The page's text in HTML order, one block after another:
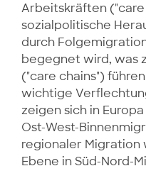
Arbeitskräften
sozialpolitische
durch
begegnet wird, was
("care chains")
wichtige
zeigen sich in
Ost-West-
regionaler Migration
Ebene in Süd-Nord-